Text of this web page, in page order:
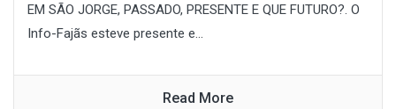
EM SÃO JORGE, PASSADO, PRESENTE E QUE FUTURO?. O
Info-Fajãs esteve presente e...
Read More